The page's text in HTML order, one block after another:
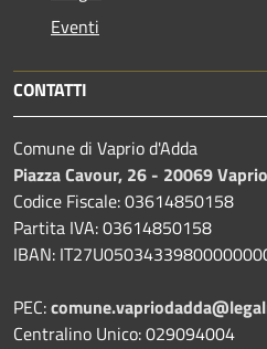
Eventi
CONTATTI
Comune di Vaprio d'Adda
Piazza Cavour, 26 - 20069
Codice Fiscale: 03614850158
Partita IVA: 03614850158
IBAN:
PEC:
Centralino Unico: 029094004